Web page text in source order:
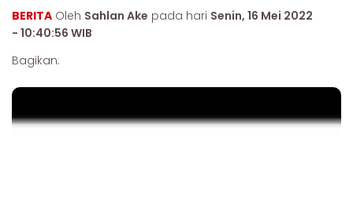
BERITA Oleh Sahlan Ake pada hari Senin, 16 Mei 2022
- 10:40:56 WIB
Bagikan: